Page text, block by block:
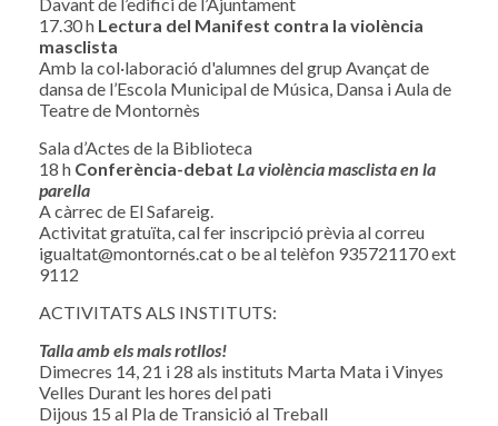
17.30 h Lectura del Manifest contra la violència
masclista
Amb la col·laboració d'alumnes del grup Avançat de
dansa de l’Escola Municipal de Música, Dansa i Aula de
Teatre de Montornès
Sala d’Actes de la Biblioteca
18 h Conferència-debat La violència masclista en la
parella
A càrrec de El Safareig.
Activitat gratuïta, cal fer inscripció prèvia al correu
igualtat@montornés.cat o be al telèfon 935721170 ext
9112
ACTIVITATS ALS INSTITUTS:
Talla amb els mals rotllos!
Dimecres 14, 21 i 28 als instituts Marta Mata i Vinyes
Velles Durant les hores del pati
Dijous 15 al Pla de Transició al Treball